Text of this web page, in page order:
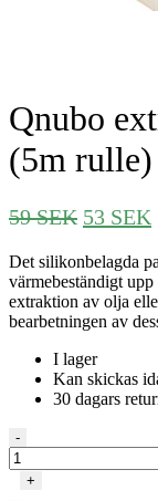
Qnubo
(5m rulle)
59SEK Det
priset
var:
59 SEK.
53 SEK
Det silikonbelagda
värmebeständigt
extraktion av olja
bearbetningen av
I lager
Kan skickas
30 dagars
Qnubo
extraktionspapper
30
-
+